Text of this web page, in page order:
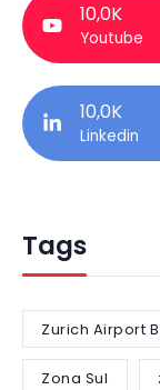
10,0K
Youtube
10,0K
Linkedin
Tags
Zurich Airport
Zona Sul